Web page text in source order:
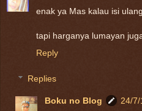
enak ya Mas kalau isi
tapi harganya lumayan
Reply
Replies
Boku no Blog
24/7/